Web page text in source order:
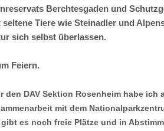
Berchtesgaden und
Tiere wie Steinadler und
sich selbst überlassen.
Feiern.
den DAV Sektion Rosenheim habe
mit dem
es noch freie Plätze und in